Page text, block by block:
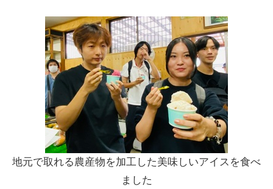
地元で取れる農産物を加工した美味しいアイスを食べ
ました